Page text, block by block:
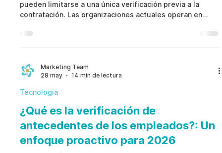
pueden limitarse a una única verificación previa a la
contratación. Las organizaciones actuales operan en
interna, las exigencias regulatorias, la protección de
datos y los cambios constantes en los niveles de riesgo.
efectivos adoptan un enfoque basado en el ciclo de vida,
alineando confianza, acceso, gobernanza y gestión
Marketing Team
28 may
14 min de lectura
Tecnologia
¿Qué es la verificación de
antecedentes de los empleados?: Un
enfoque proactivo para 2026